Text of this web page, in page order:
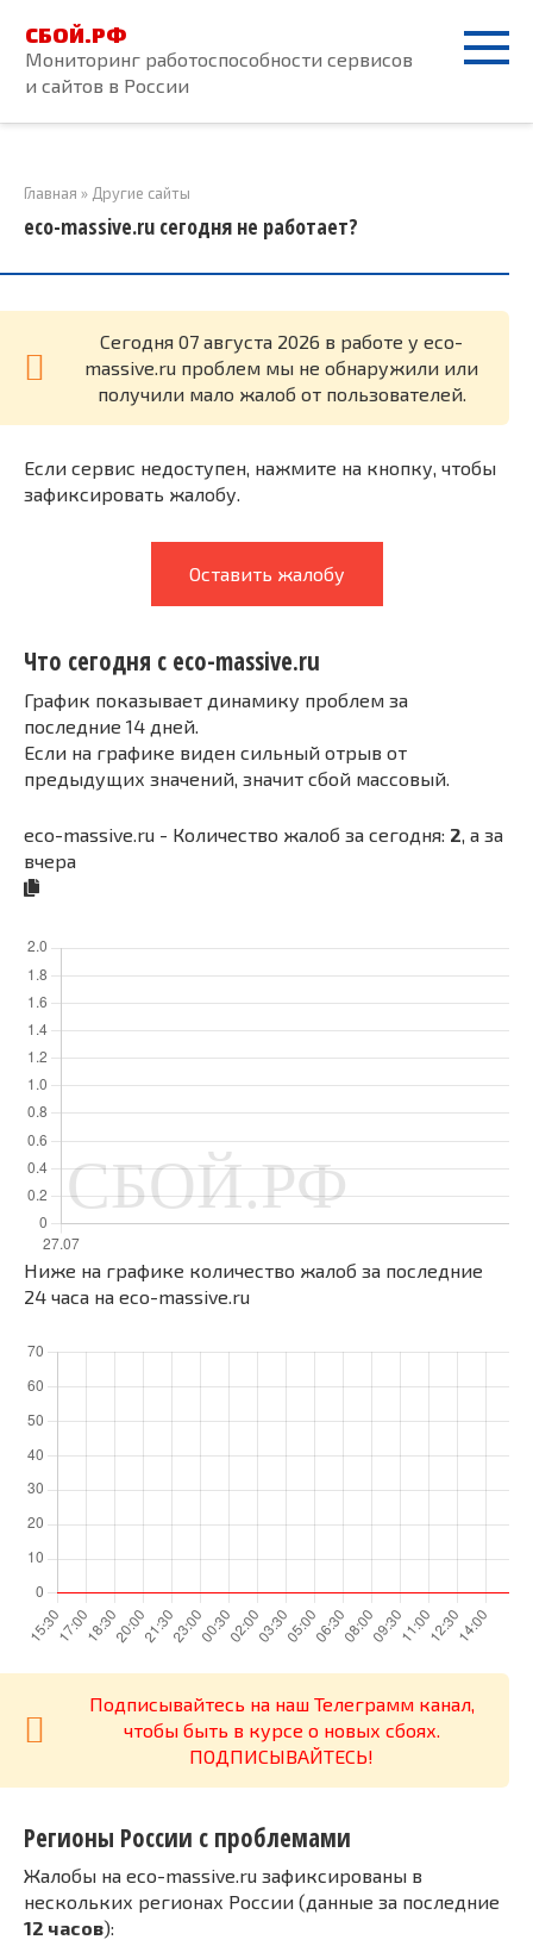
контенту
СБОЙ.РФ
Мониторинг работоспособности сервисов
и сайтов в России
Главная » Другие сайты
eco-massive.ru сегодня не работает?
Cегодня 07 августа 2026 в работе у eco-
massive.ru проблем мы не обнаружили или
получили мало жалоб от пользователей.
Если сервис недоступен, нажмите на кнопку, чтобы
зафиксировать жалобу.
Оставить жалобу
Что сегодня с eco-massive.ru
График показывает динамику проблем за
последние 14 дней.
Если на графике виден сильный отрыв от
предыдущих значений, значит сбой массовый.
eco-massive.ru - Количество жалоб за сегодня: 2 , а за
вчера
Ниже на графике количество жалоб за последние
24 часа на eco-massive.ru
Подписывайтесь на наш Телеграмм канал,
чтобы быть в курсе о новых сбоях.
ПОДПИСЫВАЙТЕСЬ!
Регионы России с проблемами
Жалобы на eco-massive.ru зафиксированы в
нескольких регионах России (данные за последние
12 часов):